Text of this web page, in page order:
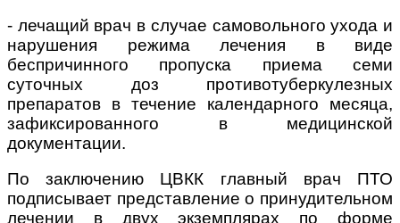
- лечащий врач в случае самовольного ухода и
нарушения режима лечения в виде
беспричинного пропуска приема семи
суточных доз противотуберкулезных
препаратов в течение календарного месяца,
зафиксированного в медицинской
документации.
По заключению ЦВКК главный врач ПТО
подписывает представление о принудительном
лечении в двух экземплярах по форме